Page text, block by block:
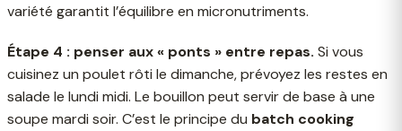
variété garantit l’équilibre en micronutriments.
Étape 4 : penser aux « ponts » entre repas. Si vous
cuisinez un poulet rôti le dimanche, prévoyez les restes en
salade le lundi midi. Le bouillon peut servir de base à une
soupe mardi soir. C’est le principe du batch cooking